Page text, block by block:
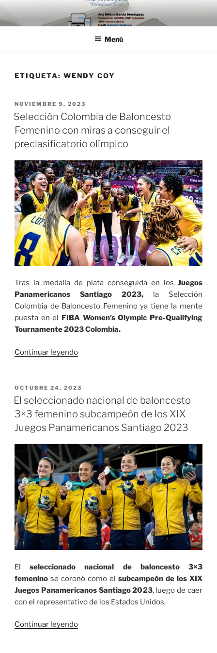
Saltar
al
contenido
Menú
ETIQUETA: WENDY COY
PUBLICADO
EL
NOVIEMBRE 9, 2023
Selección Colombia de Baloncesto
Femenino con miras a conseguir el
preclasificatorio olímpico
Tras la medalla de plata conseguida en los Juegos
Panamericanos Santiago 2023,
la Selección
Colombia de Baloncesto Femenino ya tiene la mente
puesta en el
FIBA Women’s Olympic Pre-Qualifying
Tournamente 2023 Colombia.
Continuar leyendo«Selección
Baloncesto
Femenino
con
miras
a
conseguir
el
preclasificatorio
olímpico»
PUBLICADO
EL
OCTUBRE 24, 2023
El seleccionado nacional de baloncesto
3×3 femenino subcampeón de los XIX
Juegos Panamericanos Santiago 2023
El seleccionado nacional de baloncesto 3×3
femenino se coronó como el subcampeón de los XIX
Juegos Panamericanos Santiago 2023, luego de caer
con el representativo de los Estados Unidos.
Continuar leyendo«El seleccionado